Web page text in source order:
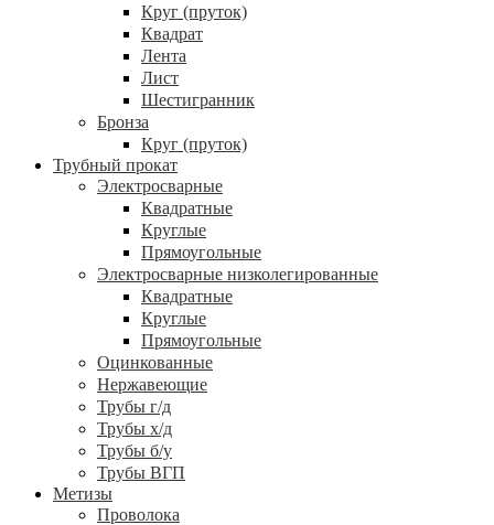
Круг (пруток)
Квадрат
Лента
Лист
Шестигранник
Бронза
Круг (пруток)
Трубный прокат
Электросварные
Квадратные
Круглые
Прямоугольные
Электросварные низколегированные
Квадратные
Круглые
Прямоугольные
Оцинкованные
Нержавеющие
Трубы г/д
Трубы х/д
Трубы б/у
Трубы ВГП
Метизы
Проволока